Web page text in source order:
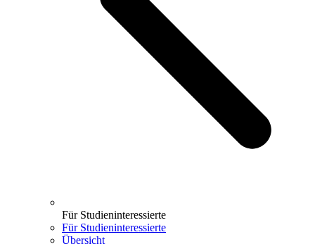
Für Studieninteressierte
Für Studieninteressierte
Übersicht